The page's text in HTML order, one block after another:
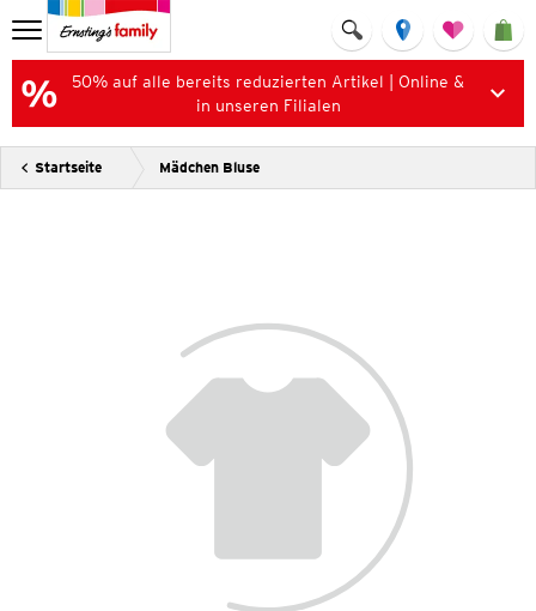
50% auf alle bereits reduzierten Artikel | Online &
in unseren Filialen
Startseite Mädchen Bluse